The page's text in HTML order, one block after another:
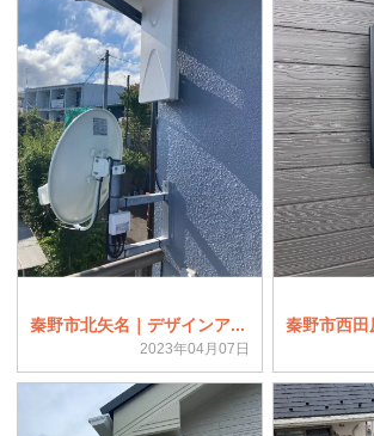
秦野市北矢名｜デザインア...
2023年04月07日
秦野市西田